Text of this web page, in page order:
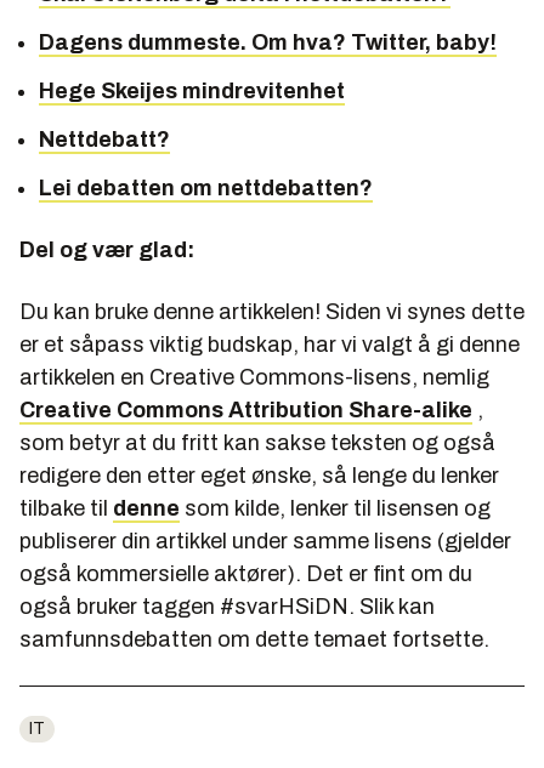
Dagens dummeste. Om hva? Twitter, baby!
Hege Skeijes mindrevitenhet
Nettdebatt?
Lei debatten om nettdebatten?
Del og vær glad:
Du kan bruke denne artikkelen! Siden vi synes dette
er et såpass viktig budskap, har vi valgt å gi denne
artikkelen en Creative Commons-lisens, nemlig
Creative Commons Attribution Share-alike ,
som betyr at du fritt kan sakse teksten og også
redigere den etter eget ønske, så lenge du lenker
tilbake til denne som kilde, lenker til lisensen og
publiserer din artikkel under samme lisens (gjelder
også kommersielle aktører). Det er fint om du
også bruker taggen #svarHSiDN. Slik kan
samfunnsdebatten om dette temaet fortsette.
IT